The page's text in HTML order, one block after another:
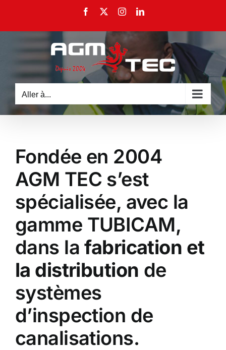
contenu
Facebook InstagramLinkedIn
Aller à...
Fondée en 2004
AGM TEC s’est
spécialisée, avec la
gamme TUBICAM,
dans lafabrication et
la distribution de
systèmes
d’inspection de
canalisations.